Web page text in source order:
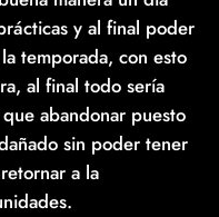
y al final poder
temporada, con esto
al final todo sería
abandonar puesto
sin poder tener
a la